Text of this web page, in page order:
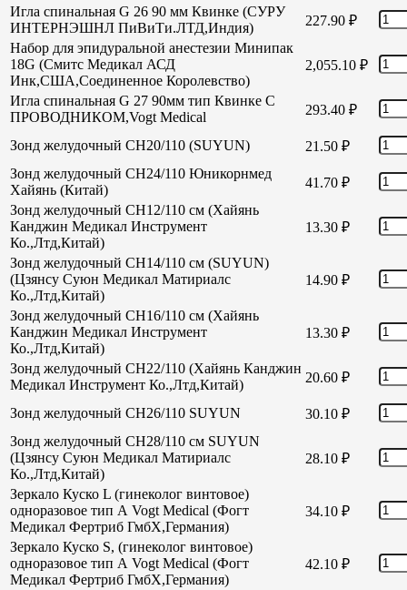
Игла спинальная G 26 90 мм Квинке (СУРУ
ИНТЕРНЭШНЛ ПиВиТи.ЛТД,Индия)
227.90 ₽
Набор для эпидуральной анестезии Минипак
18G (Смитс Медикал АСД
Инк,США,Соединенное Королевство)
2,055.10 ₽
Игла спинальная G 27 90мм тип Квинке С
ПРОВОДНИКОМ,Vogt Medical
293.40 ₽
Зонд желудочный СН20/110 (SUYUN) 21.50 ₽
Зонд желудочный СН24/110 Юникорнмед
Хайянь (Китай)
41.70 ₽
Зонд желудочный CH12/110 см (Хайянь
Канджин Медикал Инструмент
Ко.,Лтд,Китай)
13.30 ₽
Зонд желудочный CH14/110 см (SUYUN)
(Цзянсу Суюн Медикал Матириалс
Ко.,Лтд,Китай)
14.90 ₽
Зонд желудочный CH16/110 см (Хайянь
Канджин Медикал Инструмент
Ко.,Лтд,Китай)
13.30 ₽
Зонд желудочный СН22/110 (Хайянь Канджин
Медикал Инструмент Ко.,Лтд,Китай)
20.60 ₽
Зонд желудочный СН26/110 SUYUN 30.10 ₽
Зонд желудочный СН28/110 см SUYUN
(Цзянсу Суюн Медикал Матириалс
Ко.,Лтд,Китай)
28.10 ₽
Зеркало Куско L (гинеколог винтовое)
одноразовое тип А Vogt Medical (Фогт
Медикал Фертриб ГмбХ,Германия)
34.10 ₽
Зеркало Куско S, (гинеколог винтовое)
одноразовое тип А Vogt Medical (Фогт
Медикал Фертриб ГмбХ,Германия)
42.10 ₽